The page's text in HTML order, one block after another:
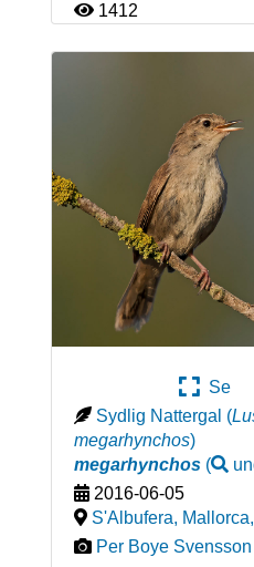
1412
Se
Sydlig Nattergal (
megarhynchos)
megarhynchos(
2016-06-05
S'Albufera, Mallorca,
Per Boye Svensson